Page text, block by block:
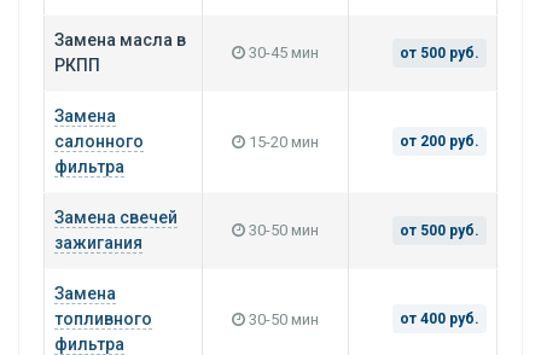
Замена масла в
РКПП
30-45 мин от 500 руб.
Замена
салонного
фильтра
15-20 мин от 200 руб.
Замена свечей
зажигания
30-50 мин от 500 руб.
Замена
топливного
фильтра
30-50 мин от 400 руб.